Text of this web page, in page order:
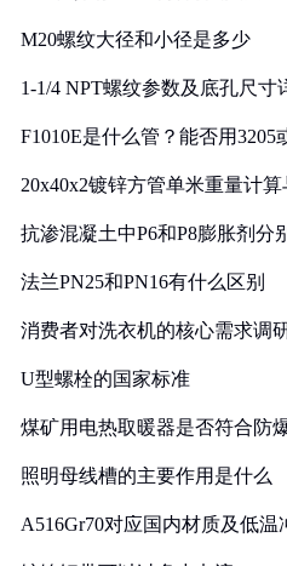
M20螺纹大径和小径是多少
1-1/4 NPT螺纹参数及底孔尺寸
F1010E是什么管？能否用3205
20x40x2镀锌方管单米重量计
抗渗混凝土中P6和P8膨胀剂分
法兰PN25和PN16有什么区别
消费者对洗衣机的核心需求调
U型螺栓的国家标准
煤矿用电热取暖器是否符合防
照明母线槽的主要作用是什么
A516Gr70对应国内材质及低温